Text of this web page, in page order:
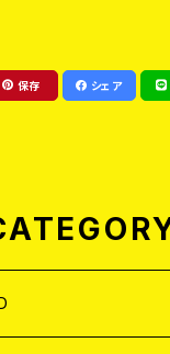
保存 シェア